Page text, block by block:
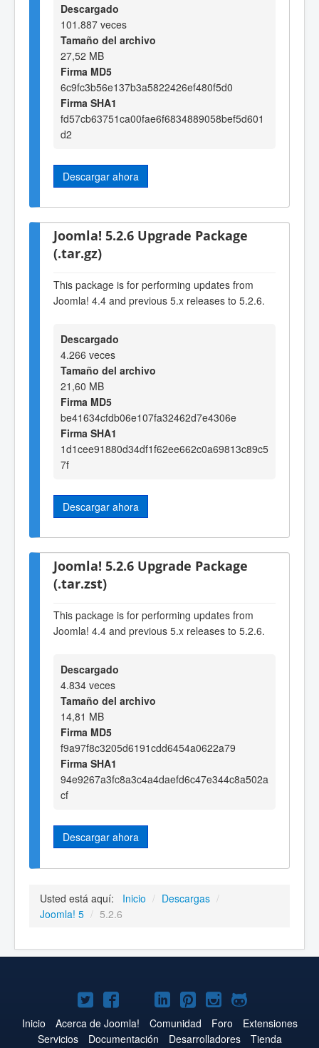
Descargado
101.887 veces
Tamaño del archivo
27,52 MB
Firma MD5
6c9fc3b56e137b3a5822426ef480f5d0
Firma SHA1
fd57cb63751ca00fae6f6834889058bef5d601
d2
Descargar ahora
Joomla! 5.2.6 Upgrade Package
(.tar.gz)
This package is for performing updates from
Joomla! 4.4 and previous 5.x releases to 5.2.6.
Descargado
4.266 veces
Tamaño del archivo
21,60 MB
Firma MD5
be41634cfdb06e107fa32462d7e4306e
Firma SHA1
1d1cee91880d34df1f62ee662c0a69813c89c5
7f
Descargar ahora
Joomla! 5.2.6 Upgrade Package
(.tar.zst)
This package is for performing updates from
Joomla! 4.4 and previous 5.x releases to 5.2.6.
Descargado
4.834 veces
Tamaño del archivo
14,81 MB
Firma MD5
f9a97f8c3205d6191cdd6454a0622a79
Firma SHA1
94e9267a3fc8a3c4a4daefd6c47e344c8a502a
cf
Descargar ahora
Usted está aquí: Inicio / Descargas /
Joomla! 5 / 5.2.6
Joomla!
en
Joomla!
en
Joomla!
en
Joomla!
en
Joomla!
en
Joomla!
en
Joomla!
en
Inicio Acerca de Joomla! Comunidad Foro
Extensiones
Servicios
Documentación Desarrolladores Tienda